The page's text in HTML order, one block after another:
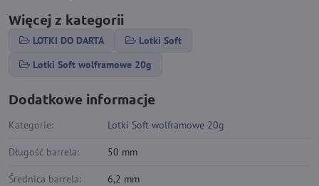
Więcej z kategorii
LOTKI DO DARTA
Lotki Soft
Lotki Soft wolframowe 20g
Dodatkowe informacje
Kategorie: Lotki Soft wolframowe 20g
Długość barrela: 50 mm
Średnica barrela: 6,2 mm